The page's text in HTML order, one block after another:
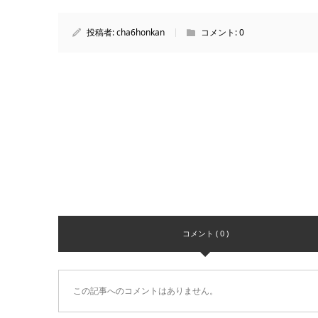
投稿者:cha6honkan コメント:0
コメント ( 0 )
この記事へのコメントはありません。